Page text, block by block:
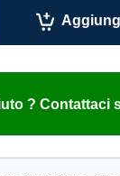
? Contattaci